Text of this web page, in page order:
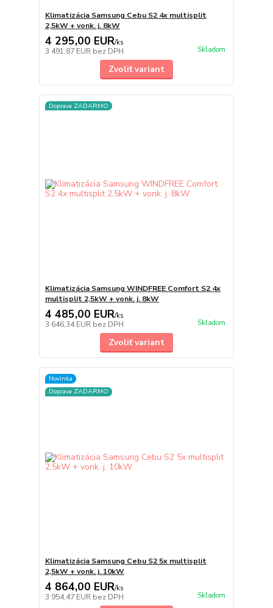
Klimatizácia Samsung Cebu S2 4x multisplit
2,5kW + vonk. j. 8kW
4 295,00 EUR/ks
3 491,87 EUR bez DPH Skladom
Zvoliť variant
Doprava ZADARMO
Klimatizácia Samsung WINDFREE Comfort S2 4x
multisplit 2,5kW + vonk. j. 8kW
4 485,00 EUR/ks
3 646,34 EUR bez DPH Skladom
Zvoliť variant
Novinka
Doprava ZADARMO
Klimatizácia Samsung Cebu S2 5x multisplit
2,5kW + vonk. j. 10kW
4 864,00 EUR/ks
3 954,47 EUR bez DPH Skladom